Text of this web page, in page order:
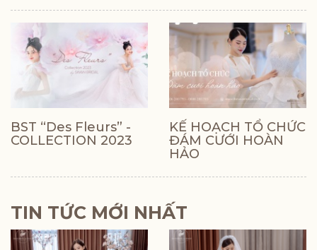
BST “Des Fleurs” -
COLLECTION 2023
KẾ HOẠCH TỔ CHỨC
ĐÁM CƯỚI HOÀN
HẢO
TIN TỨC MỚI NHẤT